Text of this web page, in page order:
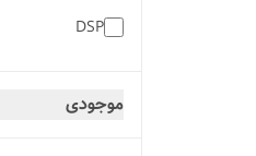
DSP
موجودی